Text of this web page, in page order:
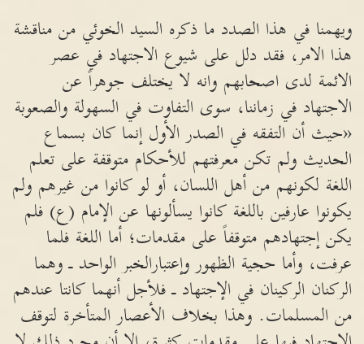
ويهمنا في هذا الصدد ما ذكره السيد الخوئي من مناقشة
هذا الامر، فقد دلل على شيوع الاجتهاد في عصر
الائمة لدى اصحابهم وانه لا يختلف جوهراً عن
الاجتهاد في زماننا، سوى التفاوت في السهولة والصعوبة
«حيث أن التفقه في الصدر الأول إنما كان بسماع
الحديث ولم تكن معرفتهم للأحكام متوقفة على تعلم
اللغة لكونهم من أهل اللسان، أو لو كانوا من غيرهم ولم
يكونوا عارفين باللغة كانوا يسألونها عن الإمام (ع) فلم
يكن إجتهادهم متوقفاً على مقدمات؛ أما اللغة فلما
عرفت، وأما حجية الظهور وإعتبارالخبر الواحد ـ وهما
الركنان الركينان في الإجتهاد ـ فلأجل أنهما كانتا عندهم
من المسلمات. وهذا بخلاف الأعصار المتأخرة لتوقف